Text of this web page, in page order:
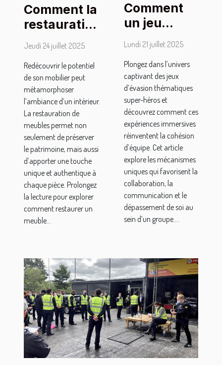
Comment la
restauration
de mobilier
peut
transformer
votre
intérieur ?
Jeudi 24 juillet 2025
Redécouvrir le potentiel
de son mobilier peut
métamorphoser
l’ambiance d’un intérieur.
La restauration de
meubles permet non
seulement de préserver
le patrimoine, mais aussi
d’apporter une touche
unique et authentique à
chaque pièce. Prolongez
la lecture pour explorer
comment restaurer un
meuble...
Comment
un jeu
d'évasion
thématique
super-
héros
renforce la
cohésion
d'équipe ?
Lundi 21 juillet 2025
Plongez dans l’univers
captivant des jeux
d’évasion thématiques
super-héros et
découvrez comment ces
expériences immersives
réinventent la cohésion
d’équipe. Cet article
explore les mécanismes
uniques qui favorisent la
collaboration, la
communication et le
dépassement de soi au
sein d’un groupe....